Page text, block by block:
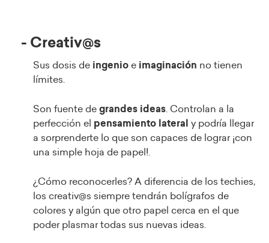
- Creativ@s
Sus dosis de ingenio e imaginación no tienen
límites.
Son fuente de grandes ideas. Controlan a la
perfección el pensamiento lateral y podría llegar
a sorprenderte lo que son capaces de lograr ¡con
una simple hoja de papel!.
¿Cómo reconocerles? A diferencia de los techies,
los creativ@s siempre tendrán bolígrafos de
colores y algún que otro papel cerca en el que
poder plasmar todas sus nuevas ideas.